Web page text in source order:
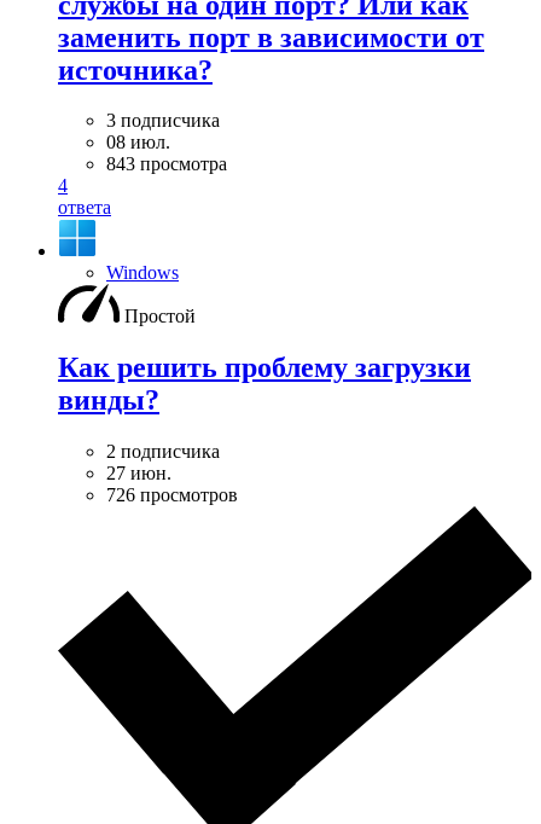
заменить порт в зависимости от
источника?
3 подписчика
08 июл.
843 просмотра
4
ответа
Windows
Простой
Как решить проблему загрузки
винды?
2 подписчика
27 июн.
726 просмотров